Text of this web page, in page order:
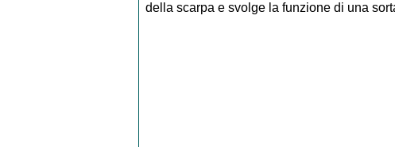
della scarpa e svolge la funzione di una